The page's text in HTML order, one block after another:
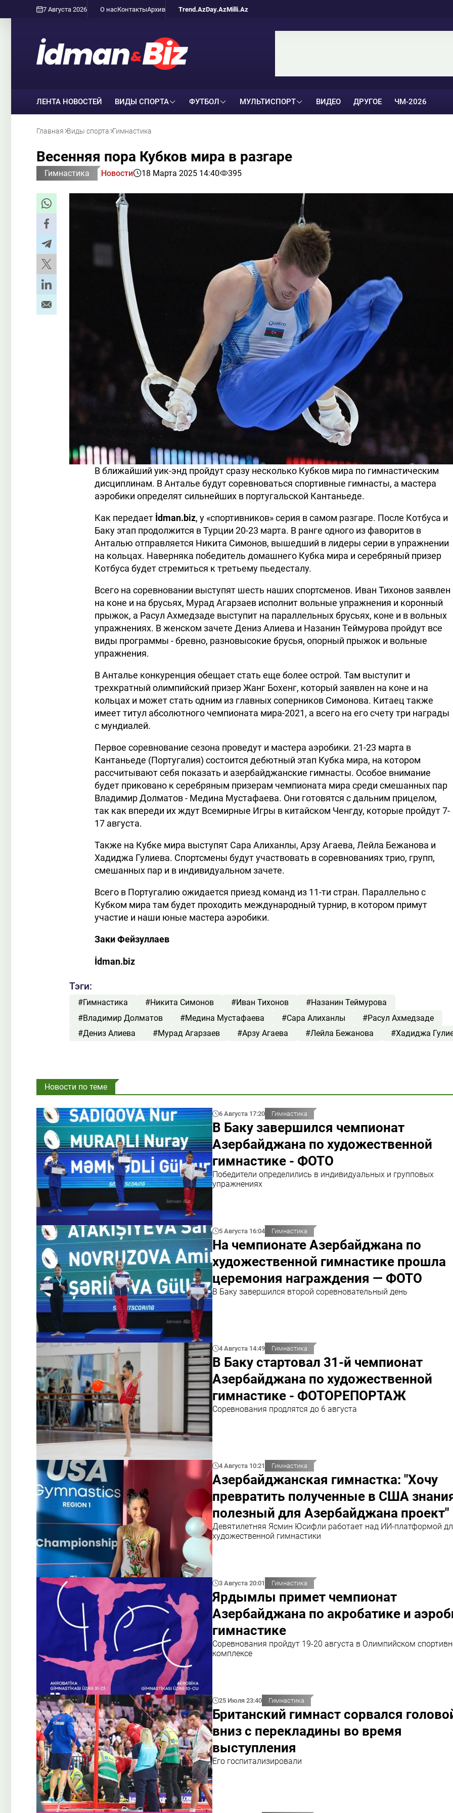
7 Августа 2026 О насКонтактыАрхив Trend.AzDay.AzMilli.Az
ЛЕНТА НОВОСТЕЙ ВИДЫ СПОРТА ФУТБОЛ МУЛЬТИСПОРТ ВИДЕО ДРУГОЕ ЧМ-2026
Главная Виды спорта Гимнастика
Весенняя пора Кубков мира в разгаре
Гимнастика Новости 18 Марта 2025 14:40 395
В ближайший уик-энд пройдут сразу несколько Кубков мира по гимнастическим
дисциплинам. В Анталье будут соревноваться спортивные гимнасты, а мастера
аэробики определят сильнейших в португальской Кантаньеде.
Как передает İdman.biz, у «спортивников» серия в самом разгаре. После Котбуса и
Баку этап продолжится в Турции 20-23 марта. В ранге одного из фаворитов в
Анталью отправляется Никита Симонов, вышедший в лидеры серии в упражнении
на кольцах. Наверняка победитель домашнего Кубка мира и серебряный призер
Котбуса будет стремиться к третьему пьедесталу.
Всего на соревновании выступят шесть наших спортсменов. Иван Тихонов заявлен
на коне и на брусьях, Мурад Агарзаев исполнит вольные упражнения и коронный
прыжок, а Расул Ахмедзаде выступит на параллельных брусьях, коне и в вольных
упражнениях. В женском зачете Дениз Алиева и Назанин Теймурова пройдут все
виды программы - бревно, разновысокие брусья, опорный прыжок и вольные
упражнения.
В Анталье конкуренция обещает стать еще более острой. Там выступит и
трехкратный олимпийский призер Жанг Бохенг, который заявлен на коне и на
кольцах и может стать одним из главных соперников Симонова. Китаец также
имеет титул абсолютного чемпионата мира-2021, а всего на его счету три награды
с мундиалей.
Первое соревнование сезона проведут и мастера аэробики. 21-23 марта в
Кантаньеде (Португалия) состоится дебютный этап Кубка мира, на котором
рассчитывают себя показать и азербайджанские гимнасты. Особое внимание
будет приковано к серебряным призерам чемпионата мира среди смешанных пар
Владимир Долматов - Медина Мустафаева. Они готовятся с дальним прицелом,
так как впереди их ждут Всемирные Игры в китайском Ченгду, которые пройдут 7-
17 августа.
Также на Кубке мира выступят Сара Алиханлы, Арзу Агаева, Лейла Бежанова и
Хадиджа Гулиева. Спортсмены будут участвовать в соревнованиях трио, групп,
смешанных пар и в индивидуальном зачете.
Всего в Португалию ожидается приезд команд из 11-ти стран. Параллельно с
Кубком мира там будет проходить международный турнир, в котором примут
участие и наши юные мастера аэробики.
Заки Фейзуллаев
İdman.biz
Тэги:
#Гимнастика #Никита Симонов #Иван Тихонов
#Назанин Теймурова
#Владимир Долматов
#Медина Мустафаева #⁠Сара Алиханлы
#Расул Ахмедзаде
#Дениз Алиева
#Мурад Агарзаев #Арзу Агаева #Лейла Бежанова #Хадиджа
Новости по теме
6 Августа 17:20 Гимнастика
В Баку завершился чемпионат
Азербайджана по художественной
гимнастике - ФОТО
Победители определились в индивидуальных и групповых
упражнениях
5 Августа 16:04 Гимнастика
На чемпионате Азербайджана по
художественной гимнастике прошла
церемония награждения — ФОТО
В Баку завершился второй соревновательный день
4 Августа 14:49 Гимнастика
В Баку стартовал 31-й чемпионат
Азербайджана по художественной
гимнастике - ФОТОРЕПОРТАЖ
Соревнования продлятся до 6 августа
4 Августа 10:21 Гимнастика
Азербайджанская гимнастка: "Хочу
превратить полученные в США
полезный для Азербайджана проект"
Девятилетняя Ясмин Юсифли работает над ИИ-платформой
художественной гимнастики
3 Августа 20:01 Гимнастика
Ярдымлы примет чемпионат
Азербайджана по акробатике и
гимнастике
Соревнования пройдут 19-20 августа в Олимпийском
комплексе
25 Июля 23:40 Гимнастика
Британский гимнаст сорвался
вниз с перекладины во время
выступления
Его госпитализировали